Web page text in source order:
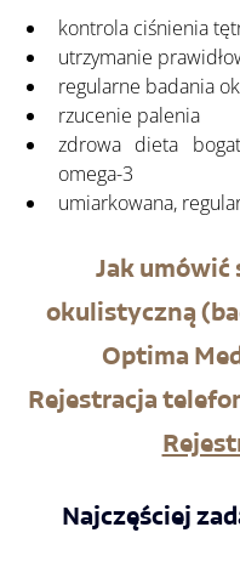
kontrola ciśnienia
utrzymanie
regularne badania
rzucenie palenia
zdrowa dieta
omega-3
umiarkowana,
Jak umówić
okulistyczną
Optima
Rejestracja
Najczęściej